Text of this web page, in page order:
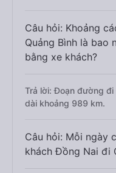
Câu hỏi: Khoảng
Quảng Bình là bao
bằng xe khách?
Trả lời: Đoạn đường
dài khoảng 989 km.
Câu hỏi: Mỗi ngày
khách Đồng Nai đi